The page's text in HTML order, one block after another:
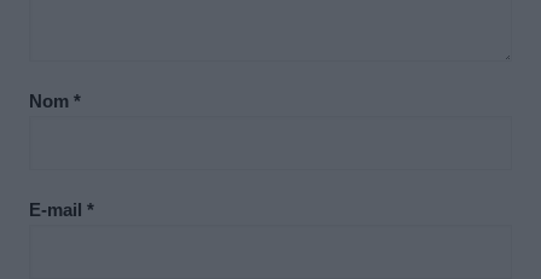
Nom *
E-mail *